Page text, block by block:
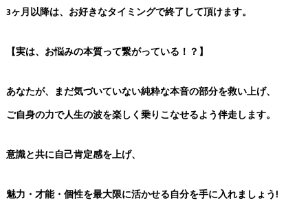
3ヶ月以降は、お好きなタイミングで終了して頂けます。
【実は、お悩みの本質って繋がっている！？】
あなたが、まだ気づいていない純粋な本音の部分を救い上げ、
ご自身の力で人生の波を楽しく乗りこなせるよう伴走します。
意識と共に自己肯定感を上げ、
魅力・才能・個性を最大限に活かせる自分を手に入れましょう!